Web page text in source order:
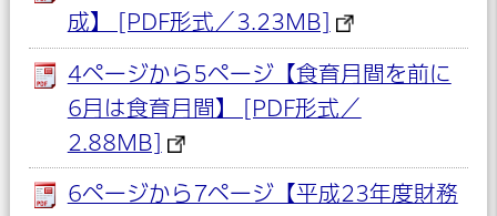
成】 [PDF形式／3.23MB]
4ページから5ページ【食育月間を前に
6月は食育月間】 [PDF形式／
2.88MB]
6ページから7ページ【平成23年度財務